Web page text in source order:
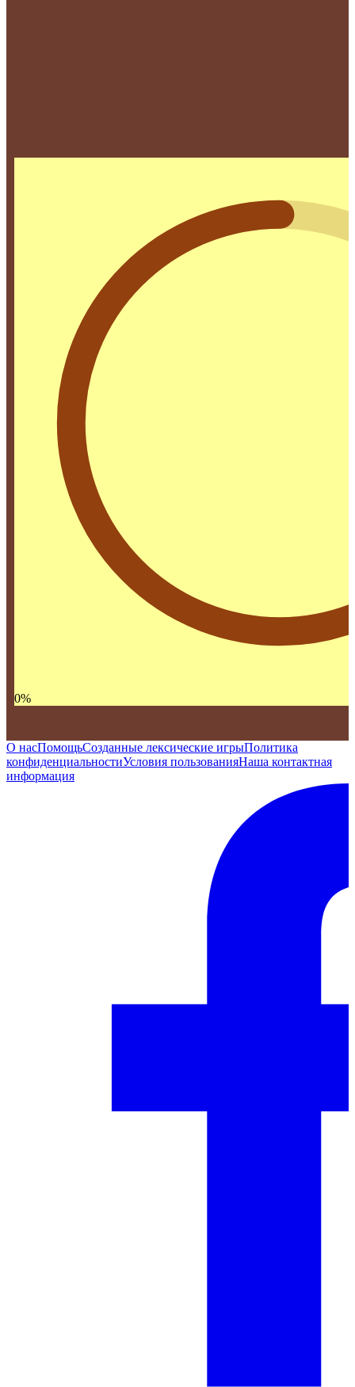
0%
О насПомощьСозданные лексические игрыПолитика
конфиденциальностиУсловия пользованияНаша контактная
информация